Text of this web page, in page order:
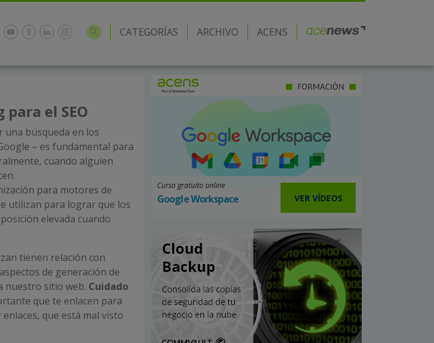
CATEGORÍAS ARCHIVO ACENS
el SEO
una búsqueda en los
– es fundamental para
cuando alguien
para motores de
utilizan para lograr que los
elevada cuando
tienen relación con
de generación de
nuestro sitio web. Cuidado
que te enlacen para
que está mal visto
Curso gratuito online
Google Workspace VER VÍDEOS